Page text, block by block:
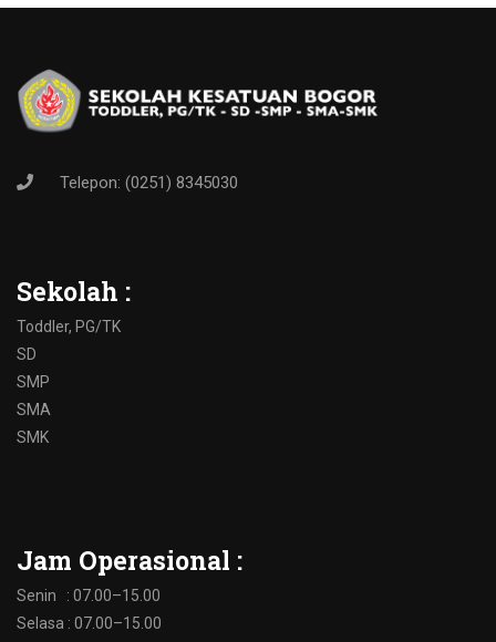
Telepon: (0251) 8345030
Sekolah :
Toddler, PG/TK
SD
SMP
SMA
SMK
Jam Operasional :
Senin : 07.00–15.00
Selasa : 07.00–15.00